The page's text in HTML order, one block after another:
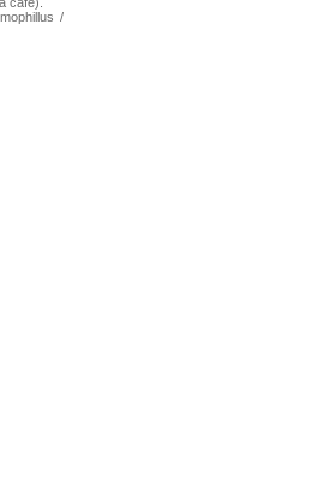
/